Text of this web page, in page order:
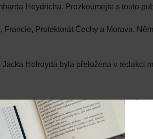
Heydricha. Prozkoumejte s touto
Protektorát Čechy a Morava,
Holroyda byla přeložena v
ZOBRAZIT